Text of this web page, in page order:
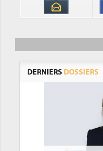
DERNIERS DOSSIERS